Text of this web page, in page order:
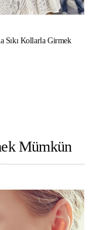
Sıkı Kollarla Girmek
Mümkün